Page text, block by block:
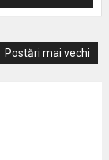
Postări mai vechi